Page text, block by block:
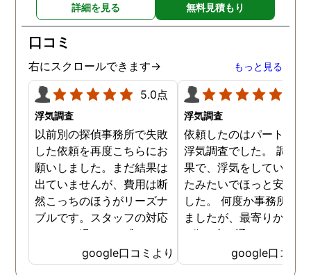
詳細を見る 無料見積もり
口コミ
右にスクロールできます→ もっと見る
5.0点
浮気調査
以前別の探偵事務所で失敗
した依頼を再度こちらにお
願いしました。まだ結果は
出ていませんが、費用は断
然こっちのほうがリーズナ
ブルです。スタッフの対応
なんかも温かみを感じま
す。はじめからこちらにす
ればよかったです😢 …
google口コミより
浮気調査
依頼したのはパートナー
浮気調査でした。 調査
果で、浮気をしていなか
たみたいでほっと安心し
した。 何度か事務所に
ましたが、最寄りから徒
3分程度で通いやすかっ
google口コミ